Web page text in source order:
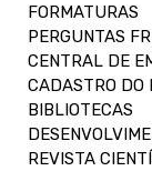
FORMATURAS
PERGUNTAS
CENTRAL DE
CADASTRO DO
BIBLIOTECAS
REVISTA